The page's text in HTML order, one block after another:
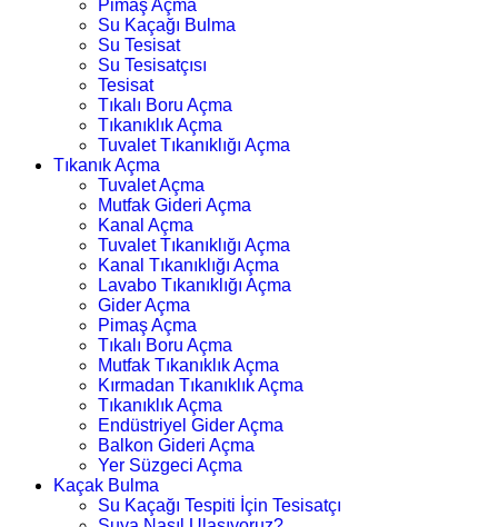
Pimaş Açma
Su Kaçağı Bulma
Su Tesisat
Su Tesisatçısı
Tesisat
Tıkalı Boru Açma
Tıkanıklık Açma
Tuvalet Tıkanıklığı Açma
Tıkanık Açma
Tuvalet Açma
Mutfak Gideri Açma
Kanal Açma
Tuvalet Tıkanıklığı Açma
Kanal Tıkanıklığı Açma
Lavabo Tıkanıklığı Açma
Gider Açma
Pimaş Açma
Tıkalı Boru Açma
Mutfak Tıkanıklık Açma
Kırmadan Tıkanıklık Açma
Tıkanıklık Açma
Endüstriyel Gider Açma
Balkon Gideri Açma
Yer Süzgeci Açma
Kaçak Bulma
Su Kaçağı Tespiti İçin Tesisatçı